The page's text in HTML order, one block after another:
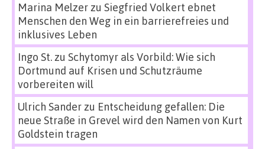
Marina Melzerzu Siegfried Volkert ebnet
Menschen den Weg in ein barrierefreies und
inklusives Leben
Ingo St.zu Schytomyr als Vorbild: Wie sich
Dortmund auf Krisen und Schutzräume
vorbereiten will
Ulrich Sanderzu Entscheidung gefallen: Die
neue Straße in Grevel wird den Namen von Kurt
Goldstein tragen